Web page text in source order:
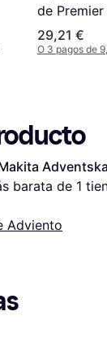
de
26
29,21 €
O 3 pagos de
barata de 1
Adviento